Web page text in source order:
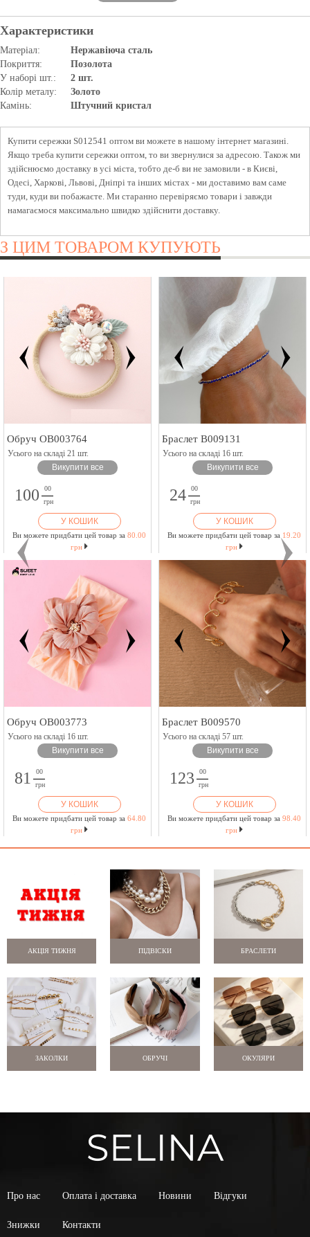
Характеристики
Матеріал:
Нержавіюча сталь
Покриття:
Позолота
У наборі шт.:
2 шт.
Колір металу:
Золото
Камінь:
Штучний кристал
Купити сережки S012541 оптом ви можете в нашому інтернет магазині.
Якщо треба купити сережки оптом, то ви звернулися за адресою. Також ми
здійснюємо доставку в усі міста, тобто де-б ви не замовили - в Києві,
Одесі, Харкові, Львові, Дніпрі та інших містах - ми доставимо вам саме
туди, куди ви побажаєте. Ми старанно перевіряємо товари і завжди
намагаємося максимально швидко здійснити доставку.
З ЦИМ ТОВАРОМ КУПУЮТЬ
Обруч OB003764
Усього на складі 21 шт.
Викупити все
100
00
грн
У КОШИК
Ви можете придбати цей товар за 80.00
грн
Браслет B009131
Усього на складі 16 шт.
Викупити все
24
00
грн
У КОШИК
Ви можете придбати цей товар за 19.20
грн
Обруч OB003773
Усього на складі 16 шт.
Викупити все
81
00
грн
У КОШИК
Ви можете придбати цей товар за 64.80
грн
Браслет B009570
Усього на складі 57 шт.
Викупити все
123
00
грн
У КОШИК
Ви можете придбати цей товар за 98.40
грн
АКЦІЯ ТИЖНЯ ПІДВІСКИ БРАСЛЕТИ
ЗАКОЛКИ ОБРУЧІ ОКУЛЯРИ
Про нас Оплата і доставка Новини Відгуки
Знижки Контакти